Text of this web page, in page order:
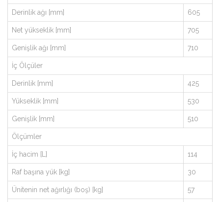
Derinlik ağı [mm] 605
Net yükseklik [mm] 705
Genişlik ağı [mm] 710
İç Ölçüler
Derinlik [mm] 425
Yükseklik [mm] 530
Genişlik [mm] 510
Ölçümler
İç hacim [L] 114
Raf başına yük [kg] 30
Ünitenin net ağırlığı (boş) [kg] 57